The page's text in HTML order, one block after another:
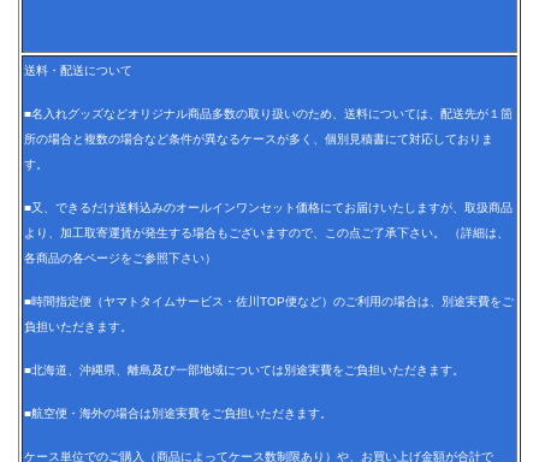
送料・配送について
■名入れグッズなどオリジナル商品多数の取り扱いのため、送料については、配送先が１箇
所の場合と複数の場合など条件が異なるケースが多く、個別見積書にて対応しておりま
す。
■又、できるだけ送料込みのオールインワンセット価格にてお届けいたしますが、取扱商品
より、加工取寄運賃が発生する場合もございますので、この点ご了承下さい。 （詳細は、
各商品の各ページをご参照下さい）
■時間指定便（ヤマトタイムサービス・佐川TOP便など）のご利用の場合は、別途実費をご
負担いただきます。
■北海道、沖縄県、離島及び一部地域については別途実費をご負担いただきます。
■航空便・海外の場合は別途実費をご負担いただきます。
ケース単位でのご購入（商品によってケース数制限あり）や、お買い上げ金額が合計で